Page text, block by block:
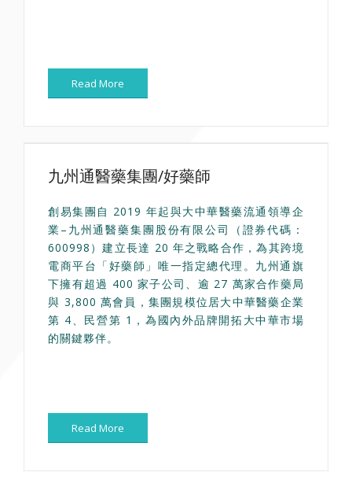
Read More
九州通醫藥集團/好藥師
創易集團自 2019 年起與大中華醫藥流通領導企
業–九州通醫藥集團股份有限公司（證券代碼：
600998）建立長達 20 年之戰略合作，為其跨境
電商平台「好藥師」唯一指定總代理。九州通旗
下擁有超過 400 家子公司、逾 27 萬家合作藥局
與 3,800 萬會員，集團規模位居大中華醫藥企業
第 4、民營第 1，為國內外品牌開拓大中華市場
的關鍵夥伴。
Read More